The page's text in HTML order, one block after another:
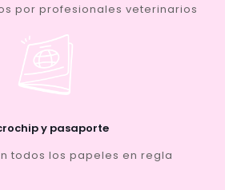
por profesionales veterinarios
y pasaporte
todos los papeles en regla